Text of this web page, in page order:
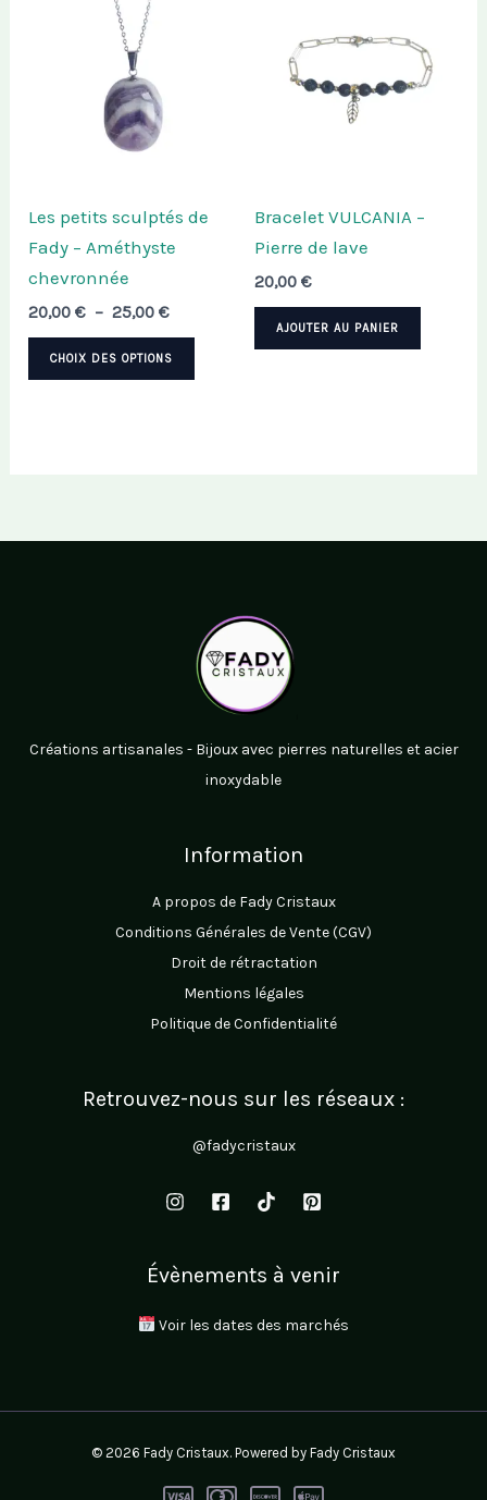
Les petits sculptés de
Fady – Améthyste
chevronnée
20,00€ – 25,00€Plage
prix :
CHOIX DES OPTIONS
produit
choisies
sur
la
page
du
produit
Bracelet VULCANIA –
Pierre de lave
20,00 €
AJOUTER AU PANIER
Créations artisanales - Bijoux avec pierres naturelles et acier
inoxydable
Information
A propos de Fady Cristaux
Conditions Générales de Vente (CGV)
Droit de rétractation
Mentions légales
Politique de Confidentialité
Retrouvez-nous sur les réseaux :
@fadycristaux
Évènements à venir
Voir les dates des marchés
© 2026 Fady Cristaux. Powered by Fady Cristaux